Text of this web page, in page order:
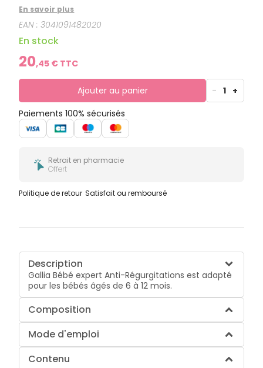
En savoir plus
EAN :3041091482020
En stock
20,45 € TTC
Ajouter au panier - 1 +
Paiements 100% sécurisés
Retrait en pharmacie
Offert
Politique de retour Satisfait ou remboursé
Description
Gallia Bébé expert Anti-Régurgitations est adapté
pour les bébés âgés de 6 à 12 mois.
Composition
Mode d'emploi
Contenu